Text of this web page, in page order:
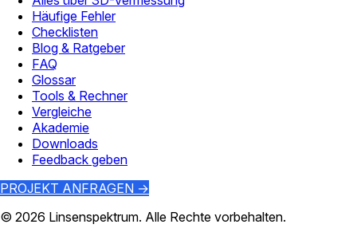
Häufige Fehler
Checklisten
Blog & Ratgeber
FAQ
Glossar
Tools & Rechner
Vergleiche
Akademie
Downloads
Feedback geben
PROJEKT ANFRAGEN →
© 2026 Linsenspektrum. Alle Rechte vorbehalten.